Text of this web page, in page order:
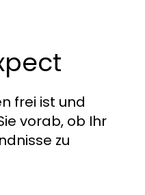
frei ist und
vorab, ob Ihr
zu